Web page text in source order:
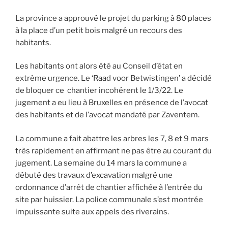
La province a approuvé le projet du parking à 80 places
à la place d’un petit bois malgré un recours des
habitants.
Les habitants ont alors été au Conseil d’état en
extrême urgence. Le ‘Raad voor Betwistingen’ a décidé
de bloquer ce chantier incohérent le 1/3/22. Le
jugement a eu lieu à Bruxelles en présence de l’avocat
des habitants et de l’avocat mandaté par Zaventem.
La commune a fait abattre les arbres les 7, 8 et 9 mars
très rapidement en affirmant ne pas être au courant du
jugement. La semaine du 14 mars la commune a
débuté des travaux d’excavation malgré une
ordonnance d’arrêt de chantier affichée à l’entrée du
site par huissier. La police communale s’est montrée
impuissante suite aux appels des riverains.